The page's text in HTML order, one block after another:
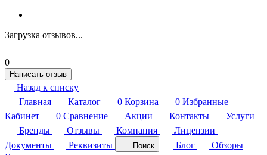
Загрузка отзывов...
0
Написать отзыв
Назад к списку
Главная
Каталог 0 Корзина 0 Избранные
Кабинет
0 Сравнение Акции Контакты
Услуги
Бренды
Отзывы Компания
Лицензии
Документы
Реквизиты Поиск Блог
Обзоры